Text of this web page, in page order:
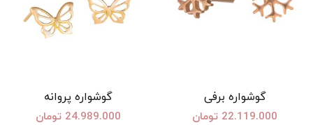
گوشواره برفی
22.119.000 تومان
گوشواره پروانه
24.989.000 تومان